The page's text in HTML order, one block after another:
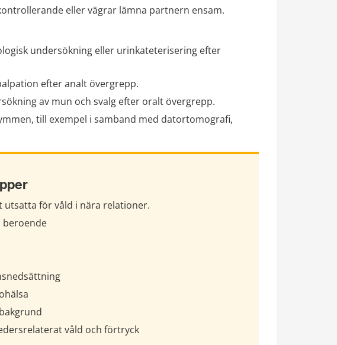
eller vägrar lämna partnern ensam.
undersökning eller urinkateterisering efter
efter analt övergrepp.
av mun och svalg efter oralt övergrepp.
till exempel i samband med datortomografi,
utsatta för våld i nära relationer.
beroende
våld och förtryck